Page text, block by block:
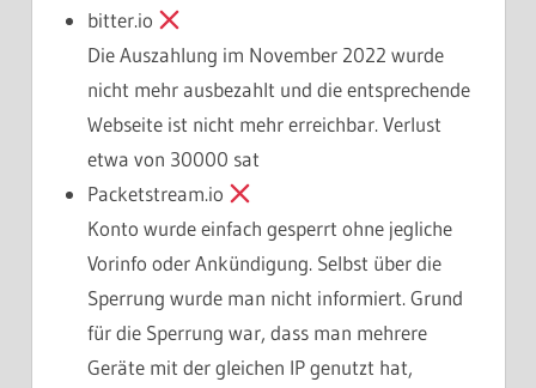
bitter.io
Die Auszahlung im November 2022 wurde
nicht mehr ausbezahlt und die entsprechende
Webseite ist nicht mehr erreichbar. Verlust
etwa von 30000 sat
Packetstream.io
Konto wurde einfach gesperrt ohne jegliche
Vorinfo oder Ankündigung. Selbst über die
Sperrung wurde man nicht informiert. Grund
für die Sperrung war, dass man mehrere
Geräte mit der gleichen IP genutzt hat,